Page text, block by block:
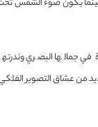
يكون ضوء الشمس تحت
جمالها البصري
من عشاق التصوير الفلكي